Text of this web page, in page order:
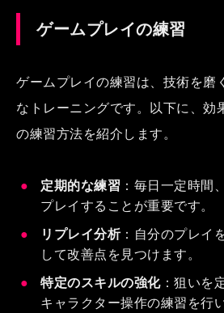
ゲームプレイの練習
ゲームプレイの練習は、技術を磨
なトレーニングです。以下に、効
の練習方法を紹介します。
定期的な練習 ：毎日一定時間
プレイすることが重要です。
リプレイ分析：自分のプレイ
して改善点を見つけます。
特定のスキルの強化：狙いを
キャラクター操作の練習を行